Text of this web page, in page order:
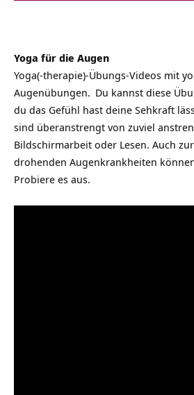
Yoga für die Augen
Yoga(-therapie)-Übungs-Videos mit
Augenübungen. Du kannst diese
du das Gefühl hast deine Sehkraft
sind überanstrengt von zuviel
Bildschirmarbeit oder Lesen. Auch
drohenden Augenkrankheiten
Probiere es aus.